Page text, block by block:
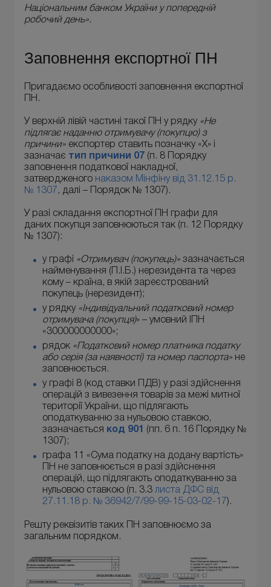
Національним банком України у попередній
робочий день».
Заповнення експортної ПН
Пригадаємо особливості заповнення експортної
ПН.
У верхній лівій частині такої ПН у рядку «Не
підлягає наданню отримувачу (покупцю) з
причини» експортер ставить позначку «Х» і
зазначає тип причини 07 (п. 8 Порядку
заповнення податкової накладної,
затвердженого наказом Мінфіну від 31.12.15 р.
№ 1307 , далі – Порядок № 1307).
У разі складання експортної ПН графи для
даних покупця заповнюються так (п. 12 Порядку
№ 1307):
у графі «Отримувач (покупець)» зазначається
найменування (П.І.Б.) нерезидента та через
кому – країна, в якій зареєстрований
покупець (нерезидент);
у рядку «Індивідуальний податковий номер
отримувача (покупця)» – умовний ІПН
«300000000000»;
рядок «Податковий номер платника податку
або серія (за наявності) та номер паспорта» не
заповнюється.
у графі 8 (код ставки ПДВ) у разі здійснення
операцій з вивезення товарів за межі митної
території України, що підлягають
оподаткуванню за нульовою ставкою,
зазначається
код 901
(пп. 6 п. 16 Порядку №
1307);
графа 11 «Сума податку на додану вартість»
ПН не заповнюється в разі здійснення
операцій, що підлягають оподаткуванню за
нульовою ставкою (п. 3.3 листа ДФС від
27.11.18 р. № 36942/7/99-99-15-03-02-17 ).
Решту реквізитів таких ПН заповнюємо за
загальним порядком.